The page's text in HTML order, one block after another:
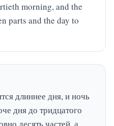
morning, and the
parts and the day to
длиннее дня, и ночь
дня до тридцатого